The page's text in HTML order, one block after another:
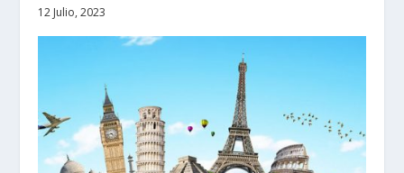
12 Julio, 2023